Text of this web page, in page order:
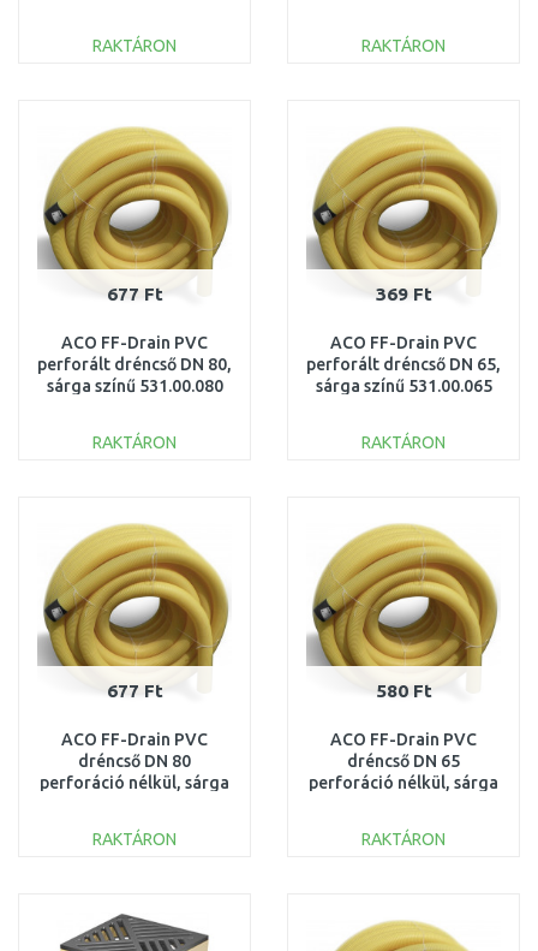
RAKTÁRON
RAKTÁRON
677 Ft
ACO FF-Drain PVC
perforált dréncső DN 80,
sárga színű 531.00.080
RAKTÁRON
369 Ft
ACO FF-Drain PVC
perforált dréncső DN 65,
sárga színű 531.00.065
RAKTÁRON
677 Ft
ACO FF-Drain PVC
dréncső DN 80
perforáció nélkül, sárga
RAKTÁRON
Összehasonlítás
580 Ft
ACO FF-Drain PVC
dréncső DN 65
perforáció nélkül, sárga
RAKTÁRON